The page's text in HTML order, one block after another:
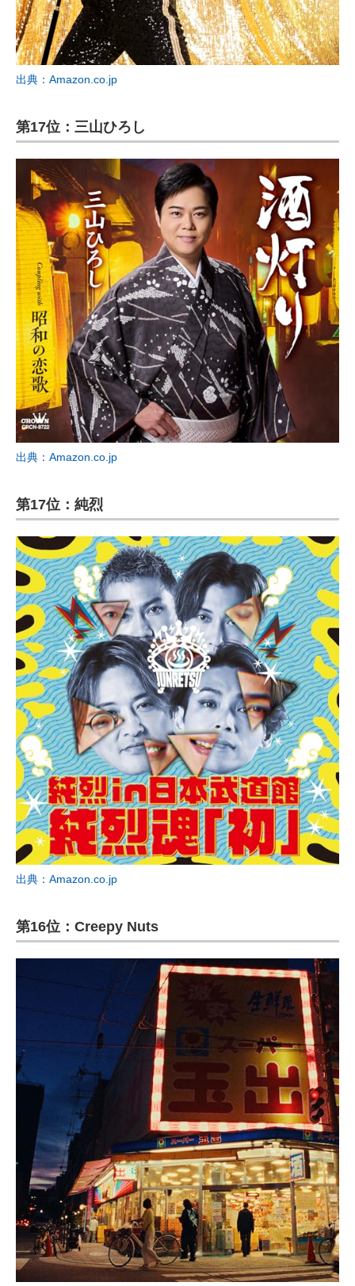
出典：Amazon.co.jp
第17位：三山ひろし
出典：Amazon.co.jp
第17位：純烈
出典：Amazon.co.jp
第16位：Creepy Nuts